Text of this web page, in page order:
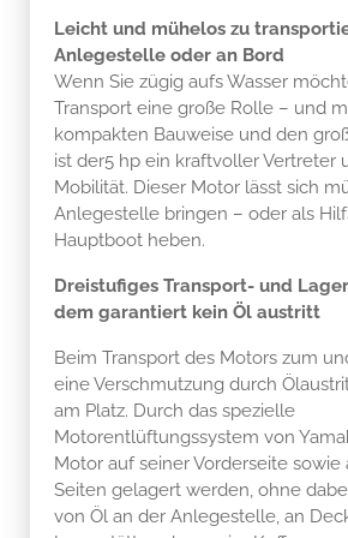
Leicht und mühelos zu
Anlegestelle oder an Bord
Wenn Sie zügig aufs Wasser
Transport eine große Rolle – und
kompakten Bauweise und den
ist der5 hp ein kraftvoller Vertreter
Mobilität. Dieser Motor lässt sich
Anlegestelle bringen – oder als
Hauptboot heben.
Dreistufiges Transport- und
dem garantiert kein Öl austritt
Beim Transport des Motors zum
eine Verschmutzung durch
am Platz. Durch das spezielle
Motorentlüftungssystem von
Motor auf seiner Vorderseite sowie
Seiten gelagert werden, ohne
von Öl an der Anlegestelle, an